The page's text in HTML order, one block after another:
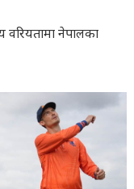
वरियतामा नेपालका